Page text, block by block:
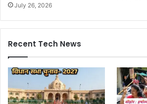
July 26, 2026
Recent Tech News